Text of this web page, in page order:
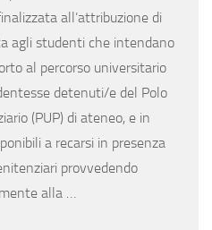
all’attribuzione di
agli studenti che intendano
al percorso universitario
detenuti/e del Polo
(PUP) di ateneo, e in
a recarsi in presenza
provvedendo
alla …